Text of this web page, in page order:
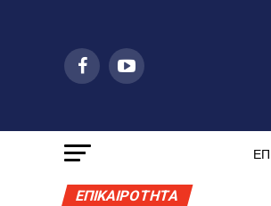
ΕΠΙΚΑΙΡΟΤΗΤΑ